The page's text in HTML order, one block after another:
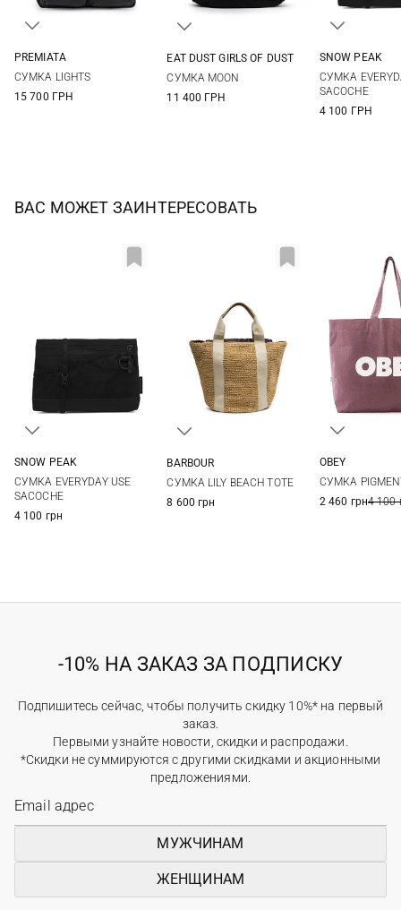
PREMIATA
СУМКА LIGHTS
15 700 ГРН
EAT DUST GIRLS OF DUST
СУМКА MOON
11 400 ГРН
SNOW PEAK
СУМКА
SACOCHE
4 100 ГРН
ВАС МОЖЕТ ЗАИНТЕРЕСОВАТЬ
SNOW PEAK
СУМКА EVERYDAY USE
SACOCHE
4 100 грн
BARBOUR
СУМКА LILY BEACH TOTE
8 600 грн
OBEY
СУМКА
2 460 грн4 100
-10% НА ЗАКАЗ ЗА ПОДПИСКУ
Подпишитесь сейчас, чтобы получить скидку 10%* на первый
заказ.
Первыми узнайте новости, скидки и распродажи.
*Скидки не суммируются с другими скидками и акционными
предложениями.
МУЖЧИНАМ
ЖЕНЩИНАМ